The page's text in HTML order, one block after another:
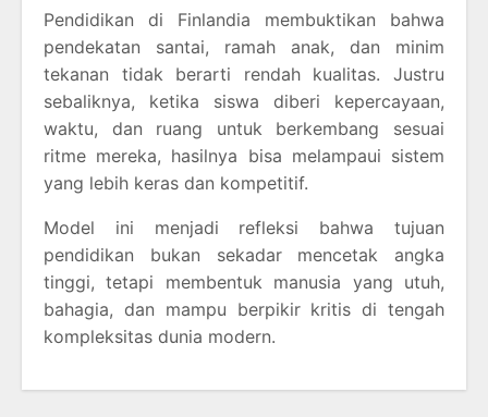
Pendidikan di Finlandia membuktikan bahwa
pendekatan santai, ramah anak, dan minim
tekanan tidak berarti rendah kualitas. Justru
sebaliknya, ketika siswa diberi kepercayaan,
waktu, dan ruang untuk berkembang sesuai
ritme mereka, hasilnya bisa melampaui sistem
yang lebih keras dan kompetitif.
Model ini menjadi refleksi bahwa tujuan
pendidikan bukan sekadar mencetak angka
tinggi, tetapi membentuk manusia yang utuh,
bahagia, dan mampu berpikir kritis di tengah
kompleksitas dunia modern.